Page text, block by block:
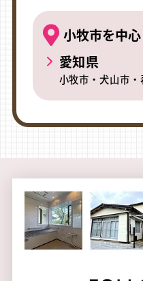
小牧市を中
愛知県
小牧市・犬山市